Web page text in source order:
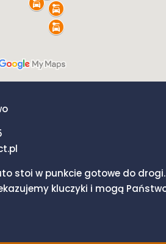
stoi w punkcie gotowe do drogi.
kluczyki i mogą